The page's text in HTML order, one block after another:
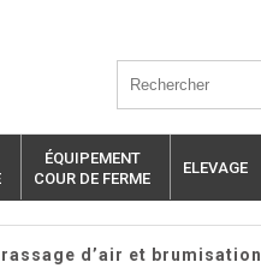
ÉQUIPEMENT
COUR DE FERME
ELEVAGE
d’air et brumisation